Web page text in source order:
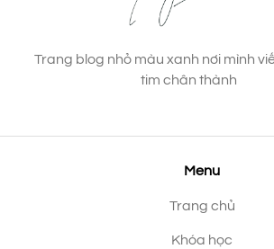
Trang blog nhỏ màu xanh nơi mình
tim chân thành
Menu
Trang chủ
Khóa học